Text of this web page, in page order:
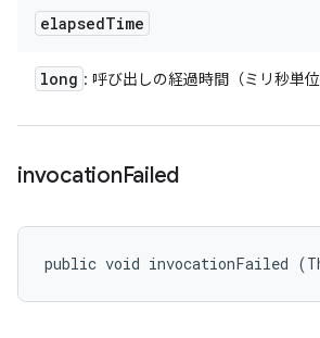
elapsedTime
long : 呼び出しの経過時間（ミリ秒単位
invocationFailed
public void invocationFailed